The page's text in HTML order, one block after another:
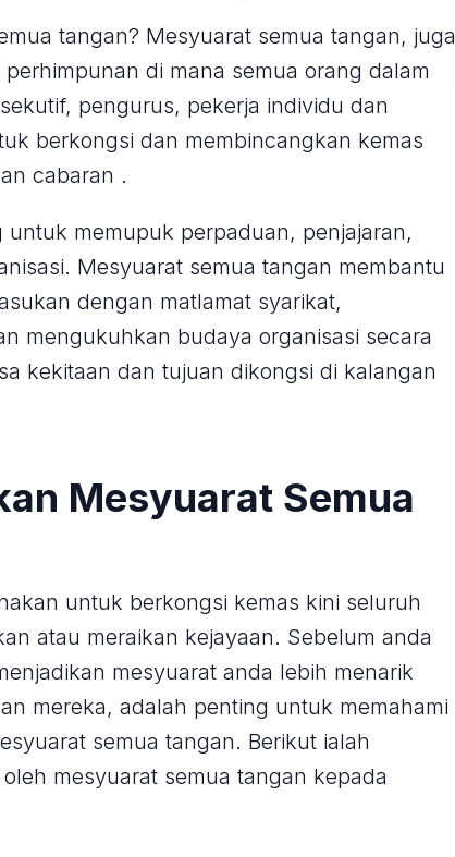
tangan? Mesyuarat semua tangan, juga
di mana semua orang dalam
pengurus, pekerja individu dan
berkongsi dan membincangkan kemas
cabaran .
memupuk perpaduan, penjajaran,
Mesyuarat semua tangan membantu
dengan matlamat syarikat,
mengukuhkan budaya organisasi secara
kekitaan dan tujuan dikongsi di kalangan
Mesyuarat Semua
untuk berkongsi kemas kini seluruh
atau meraikan kejayaan. Sebelum anda
mesyuarat anda lebih menarik
mereka, adalah penting untuk memahami
semua tangan. Berikut ialah
mesyuarat semua tangan kepada